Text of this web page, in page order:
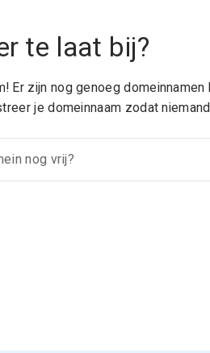
te laat bij?
Er zijn nog genoeg
je domeinnaam zodat